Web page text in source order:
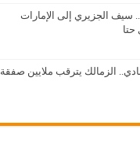
سيف الجزيري إلى الإمارات
الزمالك يترقب ملايين صفقة